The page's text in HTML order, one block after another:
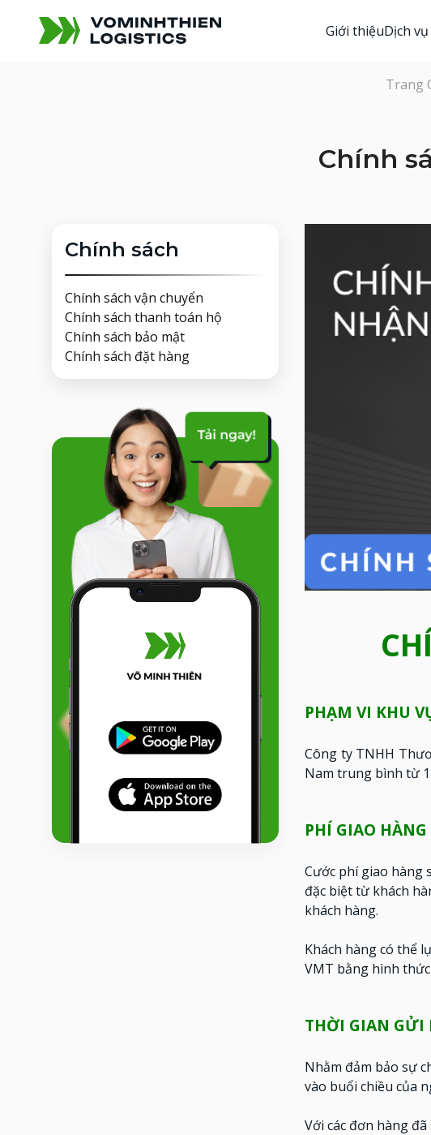
Giới thiệuDịch vụ
Trang
Chính
Chính sách
Chính sách vận chuyển
Chính sách thanh toán hộ
Chính sách bảo mật
Chính sách đặt hàng
PHẠM VI KHU
Công ty TNHH
Nam trung bình từ
PHÍ GIAO HÀNG
Cước phí giao hàng
đặc biệt từ khách
khách hàng.
Khách hàng có thể
VMT bằng hình thức
THỜI GIAN GỬI
Nhằm đảm bảo sự
vào buổi chiều của
Với các đơn hàng